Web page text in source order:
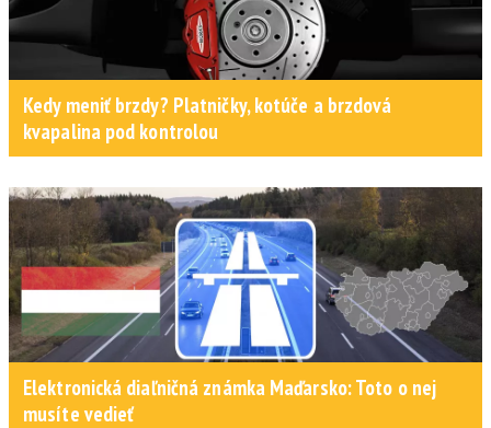
Kedy meniť brzdy? Platničky, kotúče a brzdová
kvapalina pod kontrolou
Elektronická diaľničná známka Maďarsko: Toto o nej
musíte vedieť